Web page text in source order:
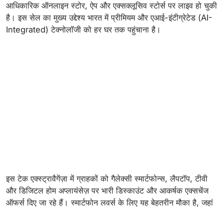
आधिकारिक ऑनलाइन स्टोर, ऐप और एक्सक्लूसिव स्टोर्स पर लाइव हो चुकी
है। इस सेल का मुख्य उद्देश्य भारत में प्रीमियम और एआई-इंटीग्रेटेड (AI-
Integrated) टेक्नोलॉजी को हर घर तक पहुंचाना है।
इस टेक एक्स्ट्रावैगेंज़ा में ग्राहकों को गैलेक्सी स्मार्टफोन्स, लैपटॉप, टीवी
और डिजिटल होम अप्लायंसेज़ पर भारी डिस्काउंट और आकर्षक एक्सचेंज
ऑफर्स दिए जा रहे हैं। स्मार्टफोन लवर्स के लिए यह बेहतरीन मौका है, जहां